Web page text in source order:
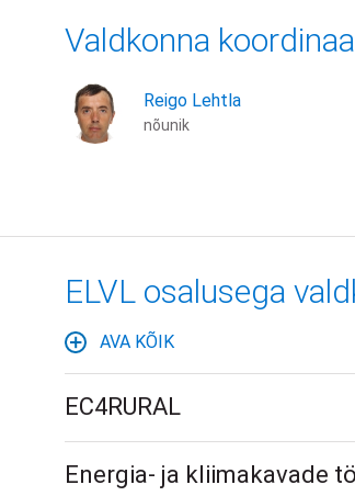
Valdkonna
Reigo Lehtla
nõunik
ELVL osalusega
AVA KÕIK
EC4RURAL
Energia- ja kliimakavade